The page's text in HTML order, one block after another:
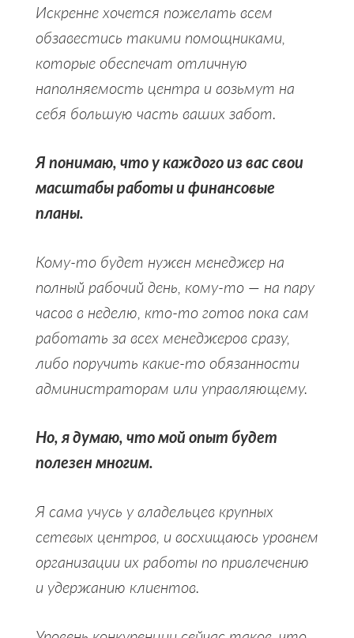
Искренне хочется пожелать всем
обзавестись такими помощниками,
которые обеспечат отличную
наполняемость центра и возьмут на
себя большую часть ваших забот.
Я понимаю, что у каждого из вас свои
масштабы работы и финансовые
планы.
Кому-то будет нужен менеджер на
полный рабочий день, кому-то — на пару
часов в неделю, кто-то готов пока сам
работать за всех менеджеров сразу,
либо поручить какие-то обязанности
администраторам или управляющему.
Но, я думаю, что мой опыт будет
полезен многим.
Я сама учусь у владельцев крупных
сетевых центров, и восхищаюсь уровнем
организации их работы по привлечению
и удержанию клиентов.